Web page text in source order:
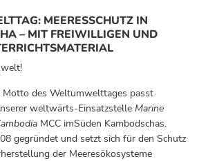
MEERESSCHUTZ IN
– MIT FREIWILLIGEN UND
Motto des Weltumwelttages passt
weltwärts-Einsatzstelle Marine
MCC imSüden Kambodschas.
gegründet und setzt sich für den Schutz
der Meeresökosysteme